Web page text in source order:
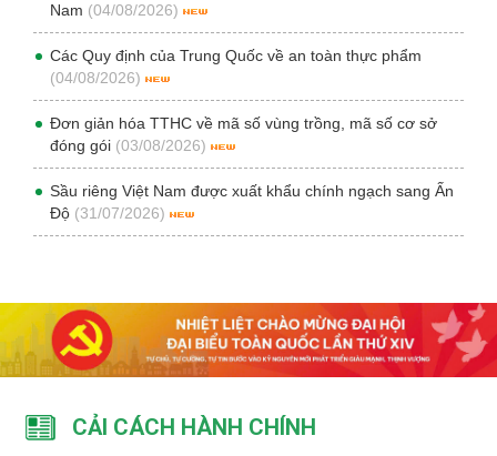
Nam (04/08/2026)
Các Quy định của Trung Quốc về an toàn thực phẩm
(04/08/2026)
Đơn giản hóa TTHC về mã số vùng trồng, mã số cơ sở
đóng gói (03/08/2026)
Sầu riêng Việt Nam được xuất khẩu chính ngạch sang Ấn
Độ (31/07/2026)
CẢI CÁCH HÀNH CHÍNH